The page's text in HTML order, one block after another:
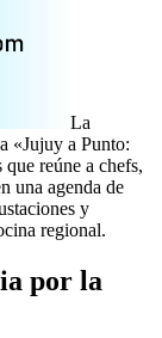
La
«Jujuy a Punto:
reúne a chefs,
una agenda de
y
regional.
por la